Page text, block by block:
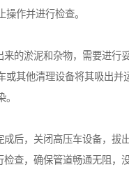
操作并进行检查。
的淤泥和杂物，需要进行妥
或其他清理设备将其吸出并
后，关闭高压车设备，拔出
查，确保管道畅通无阻，